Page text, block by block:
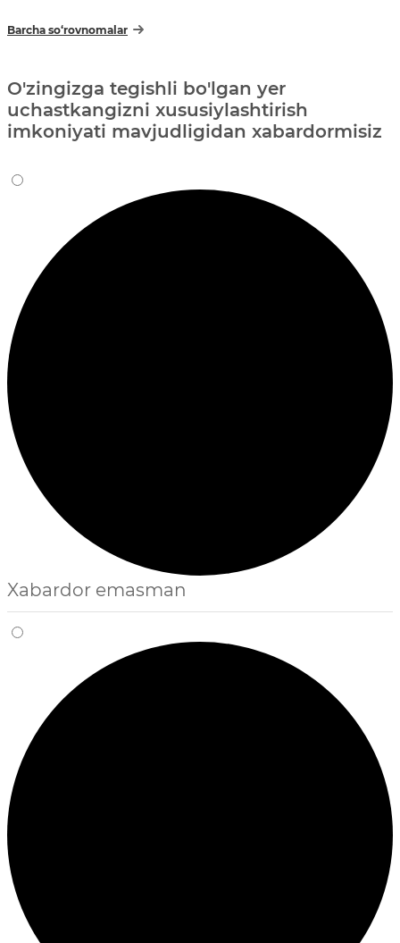
Barcha so‘rovnomalar
O'zingizga tegishli bo'lgan yer
uchastkangizni xususiylashtirish
imkoniyati mavjudligidan xabardormisiz
Xabardor emasman